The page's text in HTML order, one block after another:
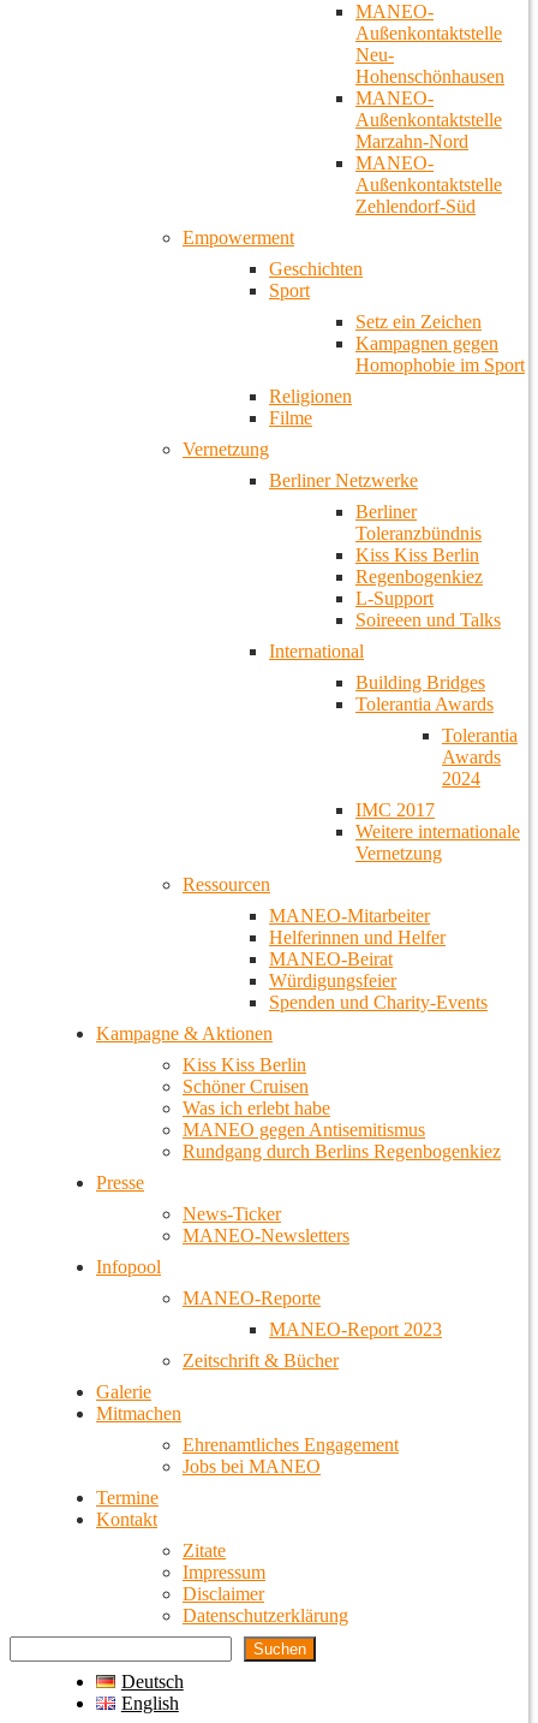
MANEO-
Außenkontaktstelle
Neu-
Hohenschönhausen
MANEO-
Außenkontaktstelle
Marzahn-Nord
MANEO-
Außenkontaktstelle
Zehlendorf-Süd
Empowerment
Geschichten
Sport
Setz ein Zeichen
Kampagnen gegen
Homophobie im Sport
Religionen
Filme
Vernetzung
Berliner Netzwerke
Berliner
Toleranzbündnis
Kiss Kiss Berlin
Regenbogenkiez
L-Support
Soireeen und Talks
International
Building Bridges
Tolerantia Awards
Tolerantia
Awards
2024
IMC 2017
Weitere internationale
Vernetzung
Ressourcen
MANEO-Mitarbeiter
Helferinnen und Helfer
MANEO-Beirat
Würdigungsfeier
Spenden und Charity-Events
Kampagne & Aktionen
Kiss Kiss Berlin
Schöner Cruisen
Was ich erlebt habe
MANEO gegen Antisemitismus
Rundgang durch Berlins Regenbogenkiez
Presse
News-Ticker
MANEO-Newsletters
Infopool
MANEO-Reporte
MANEO-Report 2023
Zeitschrift & Bücher
Galerie
Mitmachen
Ehrenamtliches Engagement
Jobs bei MANEO
Termine
Kontakt
Zitate
Impressum
Disclaimer
Datenschutzerklärung
Suchen
Deutsch
English